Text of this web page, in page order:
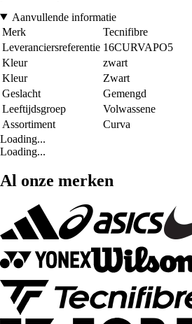
Aanvullende informatie
Merk
Tecnifibre
Leveranciersreferentie 16CURVAPO5
Kleur
zwart
Kleur
Zwart
Geslacht
Gemengd
Leeftijdsgroep
Volwassene
Assortiment
Curva
Loading...
Loading...
Al onze merken